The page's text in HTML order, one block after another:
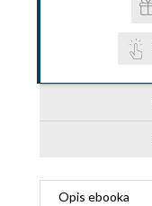
Opis ebooka